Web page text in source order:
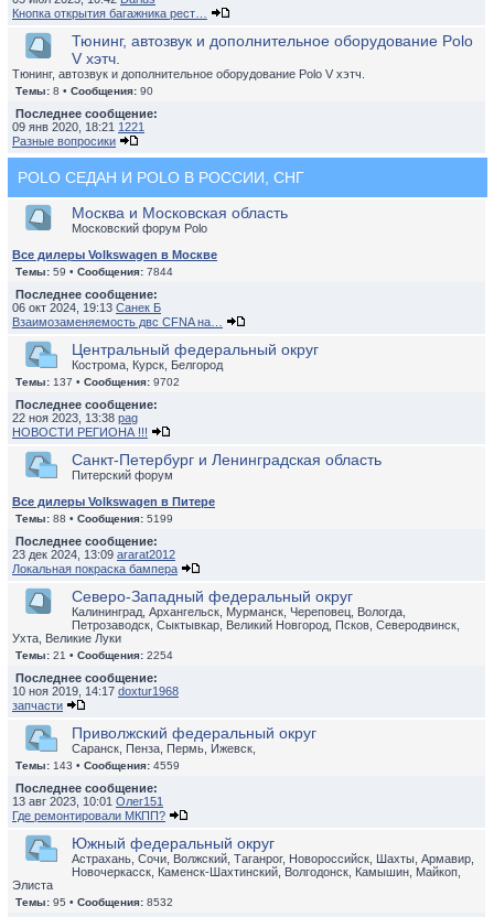
Кнопка открытия багажника рест…
Тюнинг, автозвук и дополнительное оборудование Polo
V хэтч.
Тюнинг, автозвук и дополнительное оборудование Polo V хэтч.
Темы: 8 • Сообщения: 90
Последнее сообщение:
09 янв 2020, 18:21 1221
Разные вопросики
POLO СЕДАН И POLO В РОССИИ, СНГ
Москва и Московская область
Московский форум Polo
Все дилеры Volkswagen в Москве
Темы: 59 • Сообщения: 7844
Последнее сообщение:
06 окт 2024, 19:13 Санек Б
Взаимозаменяемость двс CFNA на…
Центральный федеральный округ
Кострома, Курск, Белгород
Темы: 137 • Сообщения: 9702
Последнее сообщение:
22 ноя 2023, 13:38 pag
НОВОСТИ РЕГИОНА !!!
Санкт-Петербург и Ленинградская область
Питерский форум
Все дилеры Volkswagen в Питере
Темы: 88 • Сообщения: 5199
Последнее сообщение:
23 дек 2024, 13:09 ararat2012
Локальная покраска бампера
Северо-Западный федеральный округ
Калининград, Архангельск, Мурманск, Череповец, Вологда,
Петрозаводск, Сыктывкар, Великий Новгород, Псков, Северодвинск,
Ухта, Великие Луки
Темы: 21 • Сообщения: 2254
Последнее сообщение:
10 ноя 2019, 14:17 doxtur1968
запчасти
Приволжский федеральный округ
Саранск, Пенза, Пермь, Ижевск,
Темы: 143 • Сообщения: 4559
Последнее сообщение:
13 авг 2023, 10:01 Олег151
Где ремонтировали МКПП?
Южный федеральный округ
Астрахань, Сочи, Волжский, Таганрог, Новороссийск, Шахты, Армавир,
Новочеркасск, Каменск-Шахтинский, Волгодонск, Камышин, Майкоп,
Элиста
Темы: 95 • Сообщения: 8532